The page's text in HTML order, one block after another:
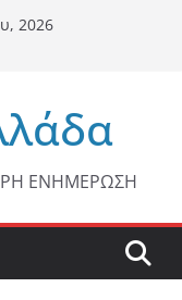
2026
ΕΝΗΜΕΡΩΣΗ